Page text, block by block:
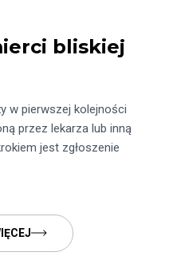
bliskiej
w pierwszej kolejności
przez lekarza lub inną
jest zgłoszenie